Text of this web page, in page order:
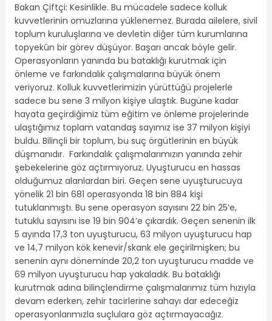
Bakan Çiftçi: Kesinlikle. Bu mücadele sadece kolluk
kuvvetlerinin omuzlarına yüklenemez. Burada ailelere, sivil
toplum kuruluşlarına ve devletin diğer tüm kurumlarına
topyekûn bir görev düşüyor. Başarı ancak böyle gelir.
Operasyonların yanında bu bataklığı kurutmak için
önleme ve farkındalık çalışmalarına büyük önem
veriyoruz. Kolluk kuvvetlerimizin yürüttüğü projelerle
sadece bu sene 3 milyon kişiye ulaştık. Bugüne kadar
hayata geçirdiğimiz tüm eğitim ve önleme projelerinde
ulaştığımız toplam vatandaş sayımız ise 37 milyon kişiyi
buldu. Bilinçli bir toplum, bu suç örgütlerinin en büyük
düşmanıdır. Farkındalık çalışmalarımızın yanında zehir
şebekelerine göz açtırmıyoruz. Uyuşturucu en hassas
olduğumuz alanlardan biri. Geçen sene uyuşturucuya
yönelik 21 bin 681 operasyonda 18 bin 884 kişi
tutuklanmıştı. Bu sene operasyon sayısını 22 bin 25’e,
tutuklu sayısını ise 19 bin 904’e çıkardık. Geçen senenin ilk
5 ayında 17,3 ton uyuşturucu, 63 milyon uyuşturucu hap
ve 14,7 milyon kök kenevir/skank ele geçirilmişken; bu
senenin aynı döneminde 20,2 ton uyuşturucu madde ve
69 milyon uyuşturucu hap yakaladık. Bu bataklığı
kurutmak adına bilinçlendirme çalışmalarımız tüm hızıyla
devam ederken, zehir tacirlerine sahayı dar edeceğiz
operasyonlarımızla suçlulara göz açtırmayacağız.